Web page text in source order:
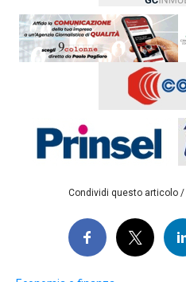
Condividi questo articolo